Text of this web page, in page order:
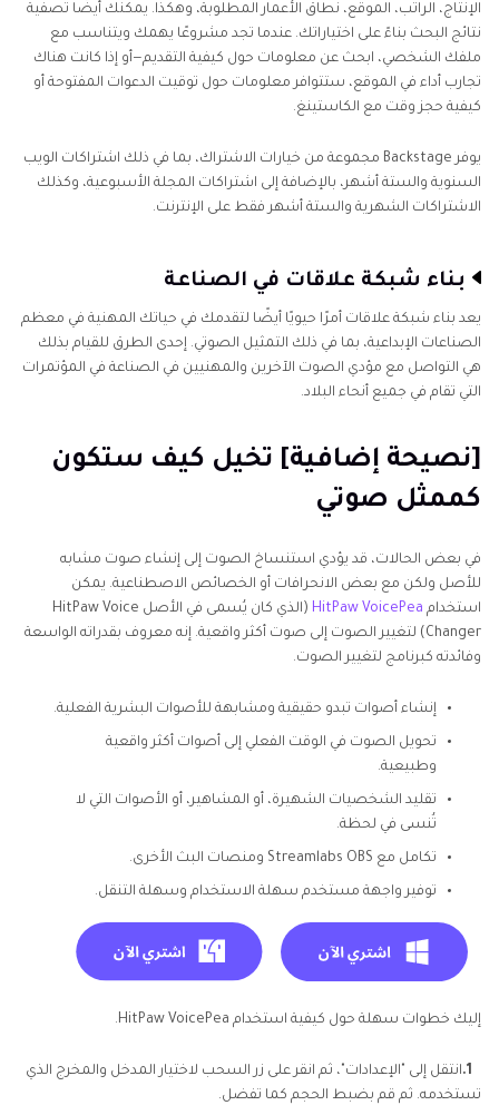
الإنتاج، الراتب، الموقع، نطاق الأعمار المطلوبة، وهكذا. يمكنك أيضًا تصفية
نتائج البحث بناءً على اختياراتك. عندما تجد مشروعًا يهمك ويتناسب مع
ملفك الشخصي، ابحث عن معلومات حول كيفية التقديم—أو إذا كانت هناك
تجارب أداء في الموقع، ستتوافر معلومات حول توقيت الدعوات المفتوحة أو
كيفية حجز وقت مع الكاستينغ.
يوفر Backstage مجموعة من خيارات الاشتراك، بما في ذلك اشتراكات الويب
السنوية والستة أشهر، بالإضافة إلى اشتراكات المجلة الأسبوعية، وكذلك
الاشتراكات الشهرية والستة أشهر فقط على الإنترنت.
بناء شبكة علاقات في الصناعة
يعد بناء شبكة علاقات أمرًا حيويًا أيضًا لتقدمك في حياتك المهنية في معظم
الصناعات الإبداعية، بما في ذلك التمثيل الصوتي. إحدى الطرق للقيام بذلك
هي التواصل مع مؤدي الصوت الآخرين والمهنيين في الصناعة في المؤتمرات
التي تقام في جميع أنحاء البلاد.
[نصيحة إضافية] تخيل كيف ستكون
كممثل صوتي
في بعض الحالات، قد يؤدي استنساخ الصوت إلى إنشاء صوت مشابه
للأصل ولكن مع بعض الانحرافات أو الخصائص الاصطناعية. يمكن
استخدام HitPaw VoicePea
(الذي كان يُسمى في الأصل HitPaw Voice
Changer) لتغيير الصوت إلى صوت أكثر واقعية. إنه معروف بقدراته الواسعة
وفائدته كبرنامج لتغيير الصوت.
إنشاء أصوات تبدو حقيقية ومشابهة للأصوات البشرية الفعلية.
تحويل الصوت في الوقت الفعلي إلى أصوات أكثر واقعية
وطبيعية.
تقليد الشخصيات الشهيرة، أو المشاهير، أو الأصوات التي لا
تُنسى في لحظة.
تكامل مع Streamlabs OBS ومنصات البث الأخرى.
توفير واجهة مستخدم سهلة الاستخدام وسهلة التنقل.
إليك خطوات سهلة حول كيفية استخدام HitPaw VoicePea.
1. انتقل إلى "الإعدادات"، ثم انقر على زر السحب لاختيار المدخل والمخرج الذي
تستخدمه. ثم قم بضبط الحجم كما تفضل.